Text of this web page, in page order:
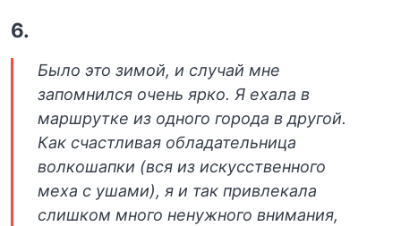
6.
Было это зимой, и случай мне
запомнился очень ярко. Я ехала в
маршрутке из одного города в другой.
Как счастливая обладательница
волкошапки (вся из искусственного
меха с ушами), я и так привлекала
слишком много ненужного внимания,